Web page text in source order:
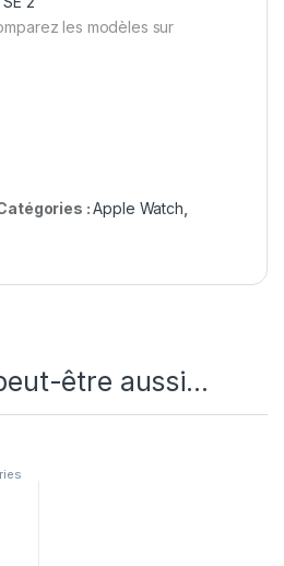
les modèles sur
:Apple Watch
être aussi…